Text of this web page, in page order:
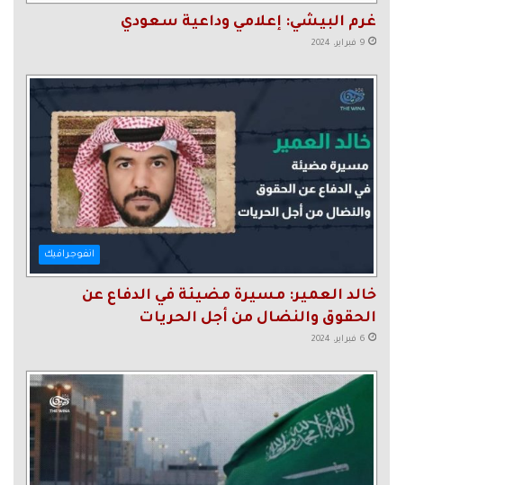
غرم البيشي: إعلامي وداعية سعودي
9 فبراير، 2024
انفوجرافيك
خالد العمير: مسيرة مضيئة في الدفاع عن
الحقوق والنضال من أجل الحريات
6 فبراير، 2024